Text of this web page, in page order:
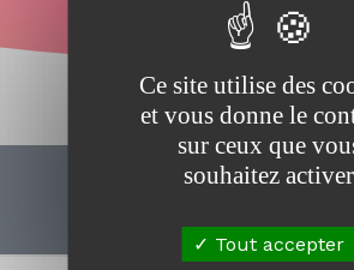
© 2010 -
Ce site utilise des
et vous donne le
sur ceux que
souhaitez activer
Tout accepter